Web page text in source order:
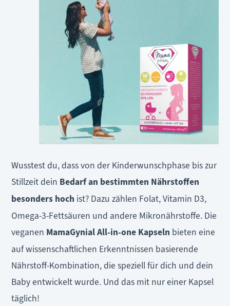
Wusstest du, dass von der Kinderwunschphase bis zur
Stillzeit dein Bedarf an bestimmten Nährstoffen
besonders hoch ist? Dazu zählen Folat, Vitamin D3,
Omega-3-Fettsäuren und andere Mikronährstoffe. Die
veganen MamaGynial All-in-one Kapseln bieten eine
auf wissenschaftlichen Erkenntnissen basierende
Nährstoff-Kombination, die speziell für dich und dein
Baby entwickelt wurde. Und das mit nur einer Kapsel
täglich!